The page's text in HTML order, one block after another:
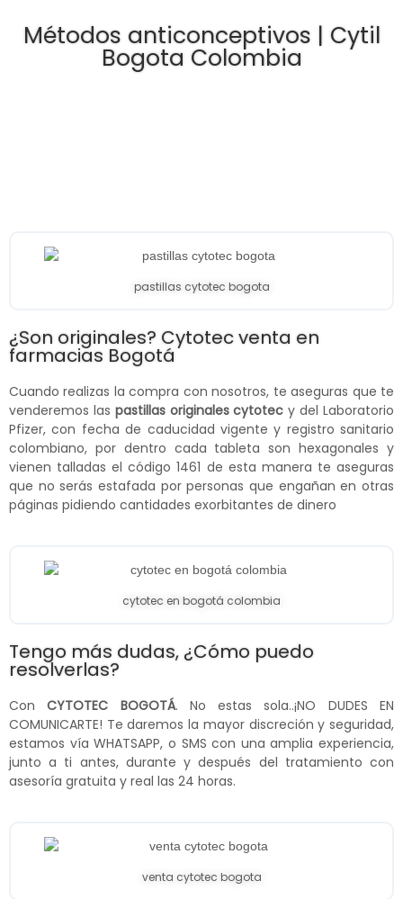
Métodos anticonceptivos | Cytil
Bogota Colombia
pastillas cytotec bogota
¿Son originales? Cytotec venta en
farmacias Bogotá
Cuando realizas la compra con nosotros, te aseguras que te
venderemos las pastillas originales cytotec y del Laboratorio
Pfizer, con fecha de caducidad vigente y registro sanitario
colombiano, por dentro cada tableta son hexagonales y
vienen talladas el código 1461 de esta manera te aseguras
que no serás estafada por personas que engañan en otras
páginas pidiendo cantidades exorbitantes de dinero
cytotec en bogotá colombia
Tengo más dudas, ¿Cómo puedo
resolverlas?
ConCYTOTEC BOGOTÁ. No estas sola..¡NO DUDES EN
COMUNICARTE! Te daremos la mayor discreción y seguridad,
estamos vía WHATSAPP, o SMS con una amplia experiencia,
junto a ti antes, durante y después del tratamiento con
asesoría gratuita y real las 24 horas.
venta cytotec bogota